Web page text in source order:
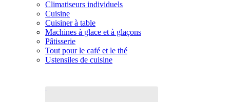
Climatiseurs individuels
Cuisine
Cuisiner à table
Machines à glace et à glaçons
Pâtisserie
Tout pour le café et le thé
Ustensiles de cuisine